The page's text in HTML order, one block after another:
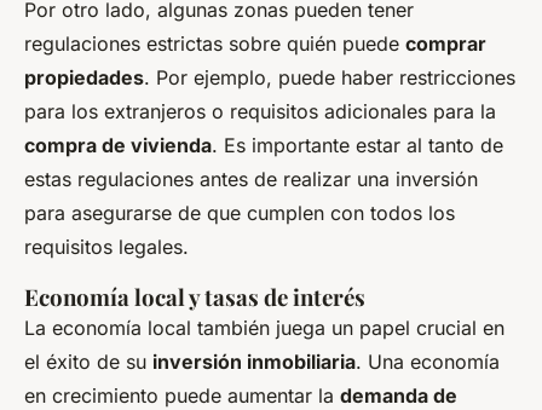
Por otro lado, algunas zonas pueden tener
regulaciones estrictas sobre quién puede comprar
propiedades. Por ejemplo, puede haber restricciones
para los extranjeros o requisitos adicionales para la
compra de vivienda. Es importante estar al tanto de
estas regulaciones antes de realizar una inversión
para asegurarse de que cumplen con todos los
requisitos legales.
Economía local y tasas de interés
La economía local también juega un papel crucial en
el éxito de su inversión inmobiliaria. Una economía
en crecimiento puede aumentar la demanda de